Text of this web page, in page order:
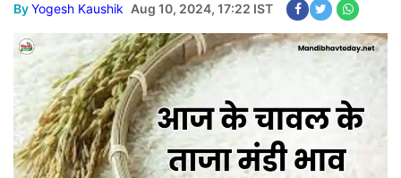
ByYogesh Kaushik Aug 10, 2024, 17:22 IST